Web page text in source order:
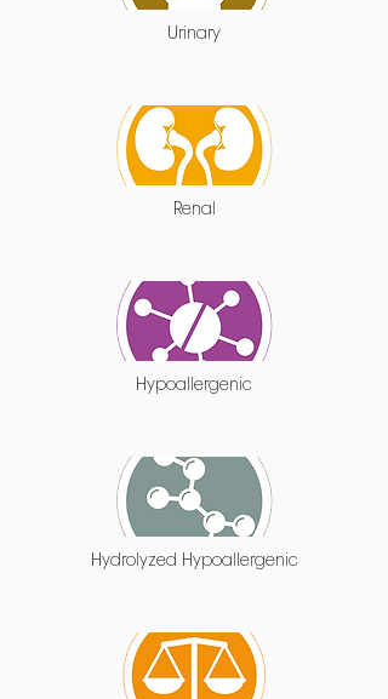
Urinary
Renal
Hypoallergenic
Hydrolyzed Hypoallergenic